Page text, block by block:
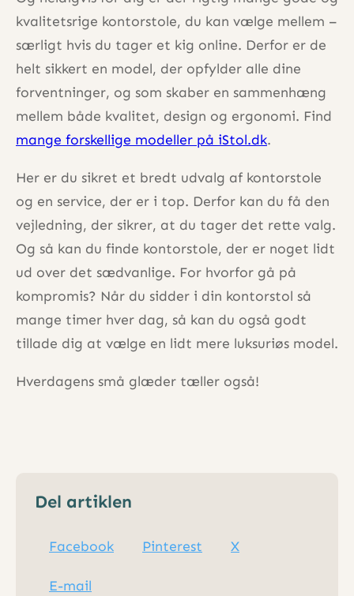
kvalitetsrige kontorstole, du kan vælge mellem –
særligt hvis du tager et kig online. Derfor er de
helt sikkert en model, der opfylder alle dine
forventninger, og som skaber en sammenhæng
mellem både kvalitet, design og ergonomi. Find
mange forskellige modeller på iStol.dk.
Her er du sikret et bredt udvalg af kontorstole
og en service, der er i top. Derfor kan du få den
vejledning, der sikrer, at du tager det rette valg.
Og så kan du finde kontorstole, der er noget lidt
ud over det sædvanlige. For hvorfor gå på
kompromis? Når du sidder i din kontorstol så
mange timer hver dag, så kan du også godt
tillade dig at vælge en lidt mere luksuriøs model.
Hverdagens små glæder tæller også!
Del artiklen
Facebook Pinterest X
E-mail